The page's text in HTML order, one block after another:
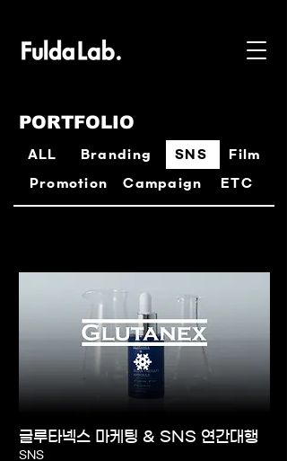
PORTFOLIO
ALL Branding SNS Film
Promotion Campaign ETC
글루타넥스 마케팅 & SNS 연간대행
SNS